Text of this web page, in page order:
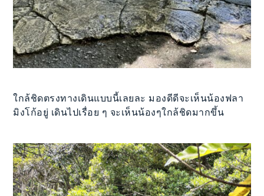
ใกล้ชิดตรงทางเดินแบบนี้เลยละ มองดีดีจะเห็นน้องฟลา
มิงโก้อยู่ เดินไปเรื่อย ๆ จะเห็นน้องๆใกล้ชิดมากขึ้น